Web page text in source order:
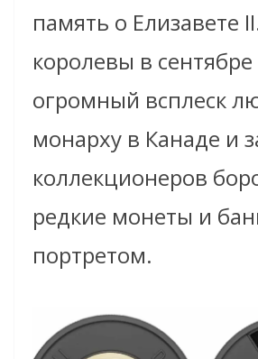
память о Елизавете
королевы в
огромный всплеск
монарху в Канаде и
коллекционеров
редкие монеты и
портретом.